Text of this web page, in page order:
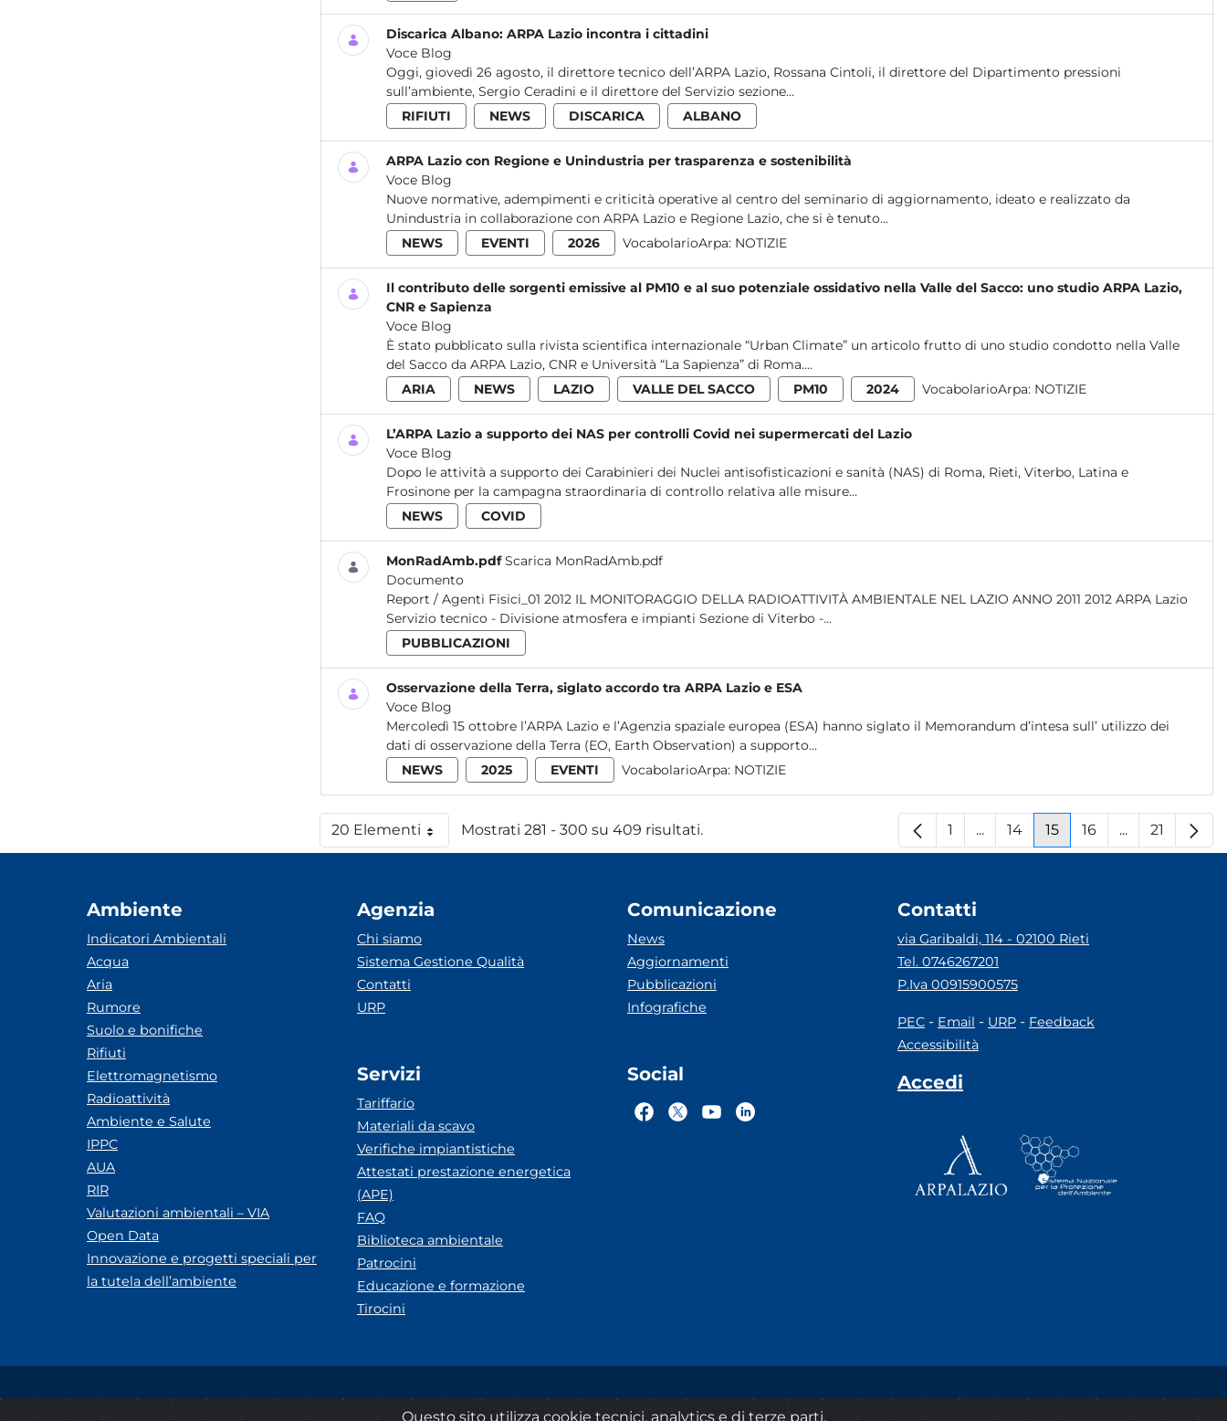
Discarica Albano: ARPA Lazio incontra i cittadini
Voce Blog
Oggi, giovedì 26 agosto, il direttore tecnico dell’ARPA Lazio, Rossana Cintoli, il direttore del Dipartimento pressioni
sull’ambiente, Sergio Ceradini e il direttore del Servizio sezione...
RIFIUTI
NEWS DISCARICA ALBANO
ARPA Lazio con Regione e Unindustria per trasparenza e sostenibilità
Voce Blog
Nuove normative, adempimenti e criticità operative al centro del seminario di aggiornamento, ideato e realizzato da
Unindustria in collaborazione con ARPA Lazio e Regione Lazio, che si è tenuto...
NEWS
EVENTI 2026 VocabolarioArpa: NOTIZIE
Il contributo delle sorgenti emissive al PM10 e al suo potenziale ossidativo nella Valle del Sacco: uno studio ARPA Lazio,
CNR e Sapienza
Voce Blog
È stato pubblicato sulla rivista scientifica internazionale “Urban Climate” un articolo frutto di uno studio condotto nella Valle
del Sacco da ARPA Lazio, CNR e Università “La Sapienza” di Roma....
ARIA
NEWS LAZIO VALLE DEL SACCO PM10 2024 VocabolarioArpa: NOTIZIE
L’ARPA Lazio a supporto dei NAS per controlli Covid nei supermercati del Lazio
Voce Blog
Dopo le attività a supporto dei Carabinieri dei Nuclei antisofisticazioni e sanità (NAS) di Roma, Rieti, Viterbo, Latina e
Frosinone per la campagna straordinaria di controllo relativa alle misure...
NEWS
COVID
MonRadAmb.pdf Scarica MonRadAmb.pdf
Documento
Report / Agenti Fisici_01 2012 IL MONITORAGGIO DELLA RADIOATTIVITÀ AMBIENTALE NEL LAZIO ANNO 2011 2012 ARPA Lazio
Servizio tecnico - Divisione atmosfera e impianti Sezione di Viterbo -...
PUBBLICAZIONI
Osservazione della Terra, siglato accordo tra ARPA Lazio e ESA
Voce Blog
Mercoledì 15 ottobre l’ARPA Lazio e l’Agenzia spaziale europea (ESA) hanno siglato il Memorandum d’intesa sull’ utilizzo dei
dati di osservazione della Terra (EO, Earth Observation) a supporto...
NEWS
2025 EVENTI VocabolarioArpa: NOTIZIE
20 ElementiPer pagina Mostrati 281 - 300 su 409 risultati. Pagina
1 ...Pagine intermedie
Pagina
14 Pagina
15 Pagina
16 ...PaginePagina
21
Ambiente
Indicatori Ambientali
Acqua
Aria
Rumore
Suolo e bonifiche
Rifiuti
Elettromagnetismo
Radioattività
Ambiente e Salute
IPPC
AUA
RIR
Valutazioni ambientali – VIA
Open Data
Innovazione e progetti speciali per
la tutela dell’ambiente
Agenzia
Chi siamo
Sistema Gestione Qualità
Contatti
URP
Servizi
Tariffario
Materiali da scavo
Verifiche impiantistiche
Attestati prestazione energetica
(APE)
FAQ
Biblioteca ambientale
Patrocini
Educazione e formazione
Tirocini
Comunicazione
News
Aggiornamenti
Pubblicazioni
Infografiche
Social
Contatti
via Garibaldi, 114 - 02100 Rieti
Tel. 0746267201
P.Iva 00915900575
PEC - Email - URP - Feedback
Accessibilità
Accedi
Questo sito utilizza cookie tecnici, analytics e di terze parti.